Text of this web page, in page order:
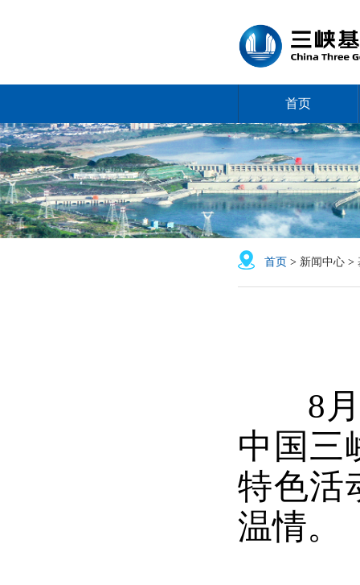
首页
首页 > 新闻中心 >
8月
中国三
特色活
温情。